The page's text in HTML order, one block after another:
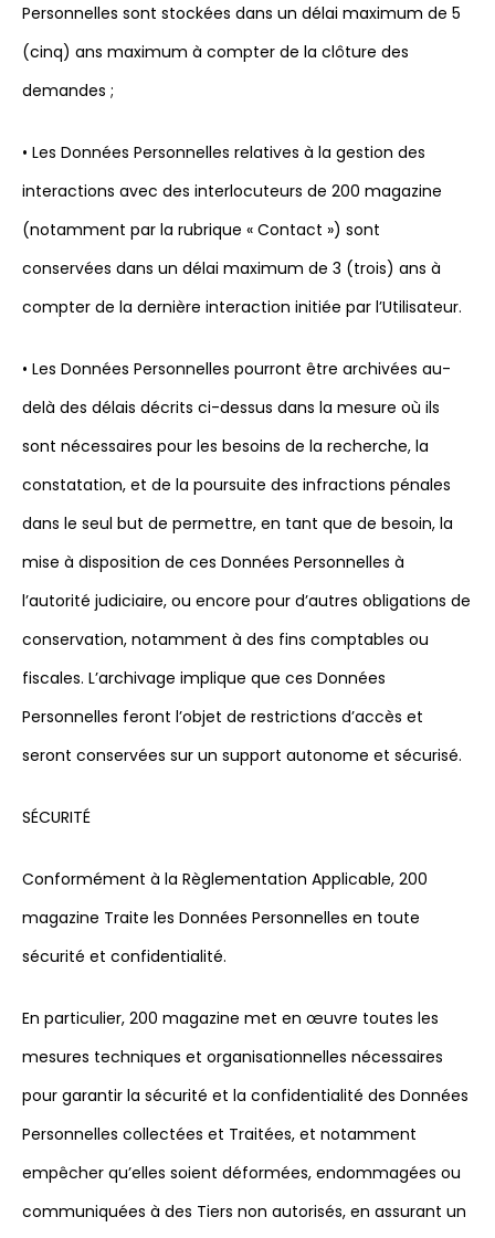
Personnelles sont stockées dans un délai maximum de 5
(cinq) ans maximum à compter de la clôture des
demandes ;
• Les Données Personnelles relatives à la gestion des
interactions avec des interlocuteurs de 200 magazine
(notamment par la rubrique « Contact ») sont
conservées dans un délai maximum de 3 (trois) ans à
compter de la dernière interaction initiée par l’Utilisateur.
• Les Données Personnelles pourront être archivées au-
delà des délais décrits ci-dessus dans la mesure où ils
sont nécessaires pour les besoins de la recherche, la
constatation, et de la poursuite des infractions pénales
dans le seul but de permettre, en tant que de besoin, la
mise à disposition de ces Données Personnelles à
l’autorité judiciaire, ou encore pour d’autres obligations de
conservation, notamment à des fins comptables ou
fiscales. L’archivage implique que ces Données
Personnelles feront l’objet de restrictions d’accès et
seront conservées sur un support autonome et sécurisé.
SÉCURITÉ
Conformément à la Règlementation Applicable, 200
magazine Traite les Données Personnelles en toute
sécurité et confidentialité.
En particulier, 200 magazine met en œuvre toutes les
mesures techniques et organisationnelles nécessaires
pour garantir la sécurité et la confidentialité des Données
Personnelles collectées et Traitées, et notamment
empêcher qu’elles soient déformées, endommagées ou
communiquées à des Tiers non autorisés, en assurant un